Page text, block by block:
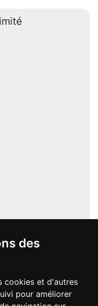
des
cookies et d'autres
pour améliorer
nous.